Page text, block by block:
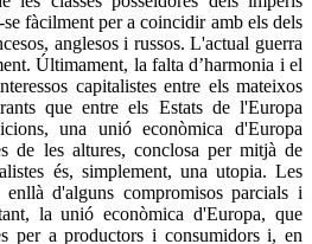
fàcilment per a coincidir amb els dels
anglesos i russos. L'actual guerra
Últimament, la falta d’harmonia i el
capitalistes entre els mateixos
que entre els Estats de l'Europa
una unió econòmica d'Europa
de les altures, conclosa per mitjà de
és, simplement, una utopia. Les
d'alguns compromisos parcials i
la unió econòmica d'Europa, que
per a productors i consumidors i, en